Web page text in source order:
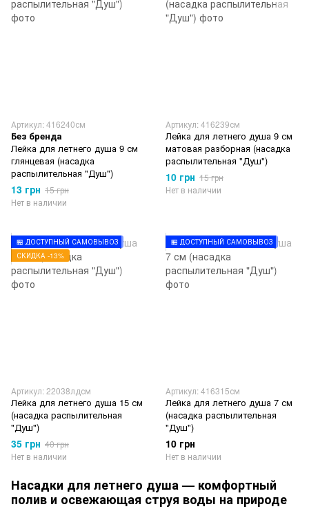
Артикул: 416240см
Без бренда
Лейка для летнего душа 9 см
глянцевая (насадка
распылительная "Душ")
13 грн 15 грн
Нет в наличии
Артикул: 416239см
Лейка для летнего душа 9 см
матовая разборная (насадка
распылительная "Душ")
10 грн 15 грн
Нет в наличии
🏪 ДОСТУПНЫЙ САМОВЫВОЗ
СКИДКА -13%
Артикул: 22038лдсм
Лейка для летнего душа 15 см
(насадка распылительная
"Душ")
35 грн 40 грн
Нет в наличии
🏪 ДОСТУПНЫЙ САМОВЫВОЗ
Артикул: 416315см
Лейка для летнего душа 7 см
(насадка распылительная
"Душ")
10 грн
Нет в наличии
Насадки для летнего душа — комфортный
полив и освежающая струя воды на природе